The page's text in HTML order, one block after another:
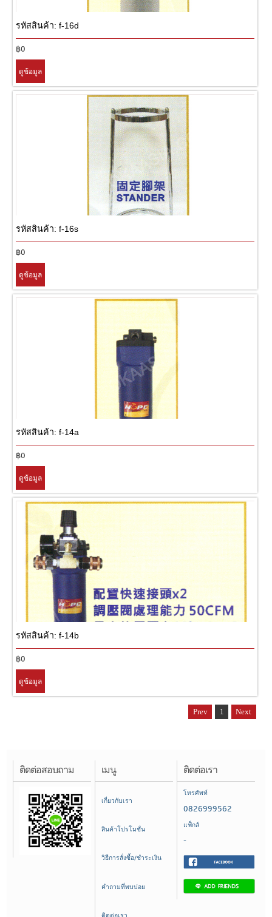
รหัสสินค้า: f-16d
฿0
ดูข้อมูล
รหัสสินค้า: f-16s
฿0
ดูข้อมูล
รหัสสินค้า: f-14a
฿0
ดูข้อมูล
รหัสสินค้า: f-14b
฿0
ดูข้อมูล
Prev 1 Next
ติดต่อสอบถาม เมนู
เกี่ยวกับเรา
สินค้าโปรโมชั่น
วิธีการสั่งซื้อ/ชำระเงิน
คำถามที่พบบ่อย
ติดต่อเรา
โทรศัพท์
0826999562
แฟ็กส์
-